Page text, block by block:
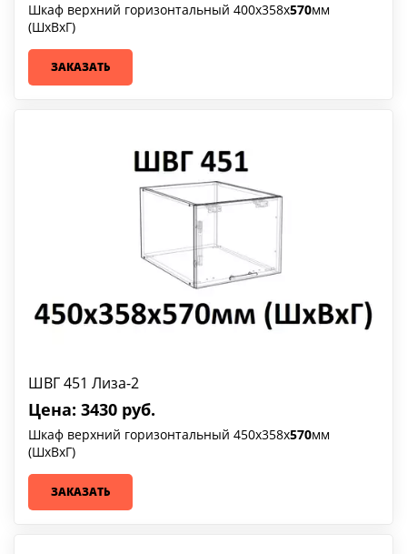
Шкаф верхний горизонтальный 400х358х570мм
(ШхВхГ)
ЗАКАЗАТЬ
ШВГ 451 Лиза-2
Цена: 3430 руб.
Шкаф верхний горизонтальный 450х358х570мм
(ШхВхГ)
ЗАКАЗАТЬ